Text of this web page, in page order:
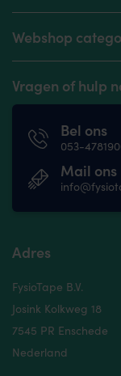
Webshop
Vragen of hulp
Bel ons
053-
Mail ons
Adres
FysioTape B.V.
Josink Kolkweg 18
7545 PR Enschede
Nederland